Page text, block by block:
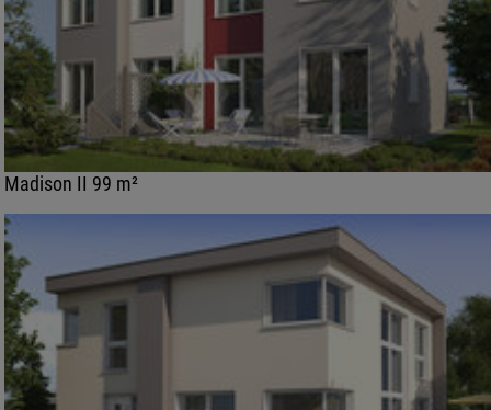
Madison II 99 m²